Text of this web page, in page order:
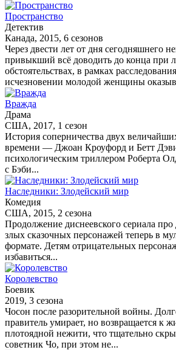
Пространство
Детектив
Канада, 2015, 6 сезонов
Через двести лет от дня сегодняшнего
привыкший всё доводить до конца при
обстоятельствах, в рамках
исчезновении молодой женщины
Вражда
Драма
США, 2017, 1 сезон
История соперничества двух
времени — Джоан Кроуфорд и Бетт
психологическим триллером Роберта
с Бэби...
Наследники: Злодейский мир
Комедия
США, 2015, 2 сезона
Продолжение диснеевского сериала
злых сказочных персонажей теперь в
формате. Детям отрицательных
избавиться...
Королевство
Боевик
2019, 3 сезона
Чосон после разорительной войны.
правитель умирает, но возвращается к
плотоядной нежити, что тщательно
советник Чо, при этом не...